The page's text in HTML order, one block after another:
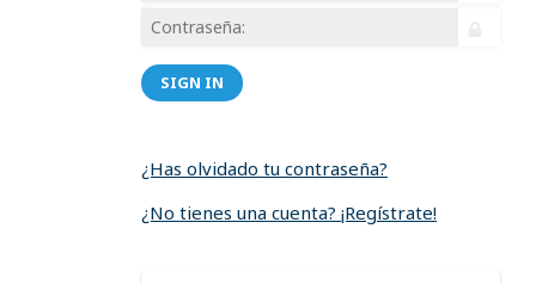
SIGN IN
¿Has olvidado tu contraseña?
¿No tienes una cuenta? ¡Regístrate!